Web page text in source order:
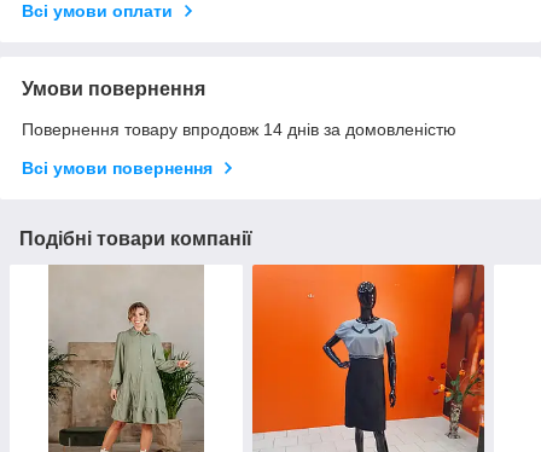
Всі умови оплати
Умови повернення
Повернення товару впродовж 14 днів за домовленістю
Всі умови повернення
Подібні товари компанії